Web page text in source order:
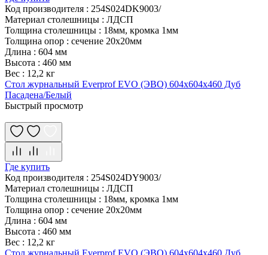
Код производителя : 254S024DK9003/
Материал столешницы : ЛДСП
Толщина столешницы : 18мм, кромка 1мм
Толщина опор : сечение 20х20мм
Длина : 604 мм
Высота : 460 мм
Вес : 12,2 кг
Стол журнальный Everprof EVO (ЭВО) 604х604х460 Дуб
Пасадена/Белый
Быстрый просмотр
Где купить
Код производителя : 254S024DY9003/
Материал столешницы : ЛДСП
Толщина столешницы : 18мм, кромка 1мм
Толщина опор : сечение 20х20мм
Длина : 604 мм
Высота : 460 мм
Вес : 12,2 кг
Стол журнальный Everprof EVO (ЭВО) 604х604х460 Дуб